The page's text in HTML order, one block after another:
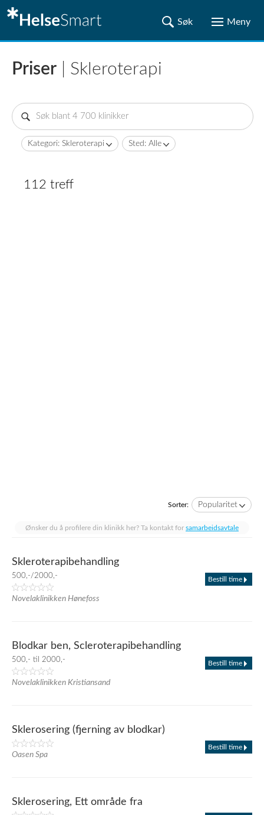
Priser | Skleroterapi
Kategori: Skleroterapi Sted: Alle
112 treff
Sorter: Popularitet
Ønsker du å profilere din klinikk her? Ta kontakt for samarbeidsavtale
Skleroterapibehandling
500,-/2000,-
Novelaklinikken Hønefoss
Bestill time
Blodkar ben, Scleroterapibehandling
500,- til 2000,-
Novelaklinikken Kristiansand
Bestill time
Sklerosering (fjerning av blodkar)
Oasen Spa
Bestill time
Sklerosering, Ett område fra